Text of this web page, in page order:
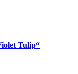
Tulip“